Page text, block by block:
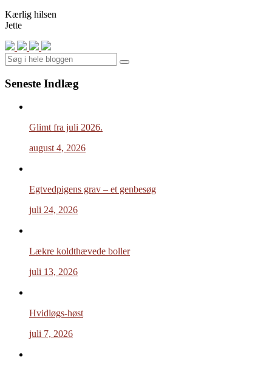
Kærlig hilsen
Jette
Search
Seneste Indlæg
Glimt fra juli 2026.
august 4, 2026
Egtvedpigens grav – et genbesøg
juli 24, 2026
Lækre koldthævede boller
juli 13, 2026
Hvidløgs-høst
juli 7, 2026